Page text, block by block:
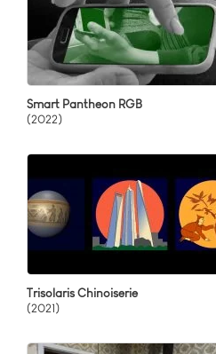
Smart Pantheon RGB
(2022)
Trisolaris Chinoiserie
(2021)